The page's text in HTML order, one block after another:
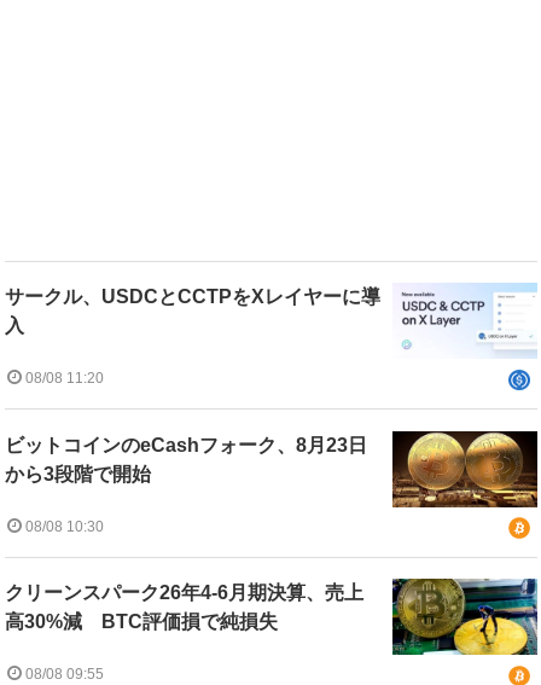
サークル、USDCとCCTPをXレイヤーに導
入
08/08 11:20
ビットコインのeCashフォーク、8月23日
から3段階で開始
08/08 10:30
クリーンスパーク26年4-6月期決算、売上
高30%減 BTC評価損で純損失
08/08 09:55